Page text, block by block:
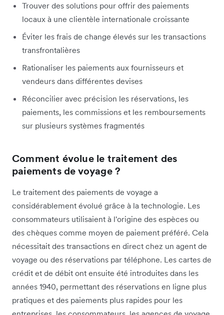
Trouver des solutions pour offrir des paiements
locaux à une clientèle internationale croissante
Éviter les frais de change élevés sur les transactions
transfrontalières
Rationaliser les paiements aux fournisseurs et
vendeurs dans différentes devises
Réconcilier avec précision les réservations, les
paiements, les commissions et les remboursements
sur plusieurs systèmes fragmentés
Comment évolue le traitement des
paiements de voyage ?
Le traitement des paiements de voyage a
considérablement évolué grâce à la technologie. Les
consommateurs utilisaient à l'origine des espèces ou
des chèques comme moyen de paiement préféré. Cela
nécessitait des transactions en direct chez un agent de
voyage ou des réservations par téléphone. Les cartes de
crédit et de débit ont ensuite été introduites dans les
années 1940, permettant des réservations en ligne plus
pratiques et des paiements plus rapides pour les